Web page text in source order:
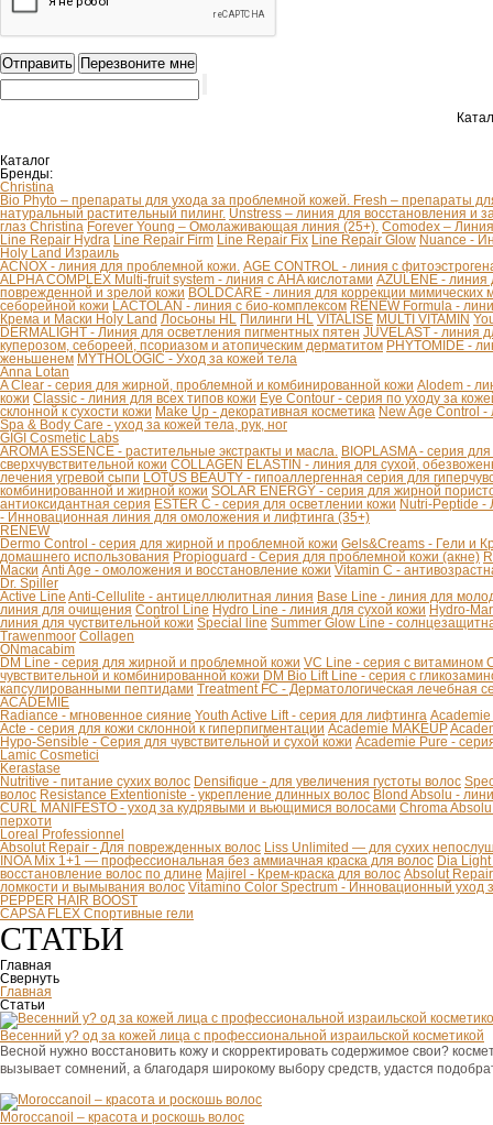
Каталог
Бренды:
Christina
Bio Phyto – препараты для ухода за проблемной кожей. Fresh – препараты
натуральный растительный пилинг. Unstress – линия для восстановления и
глаз Christina Forever Young – Омолаживающая линия (25+). Comodex –
Line Repair Hydra Line Repair Firm Line Repair Fix Line Repair Glow Nuance -
Holy Land Израиль
ACNOX - линия для проблемной кожи. AGE CONTROL - линия с
ALPHA COMPLEX Multi-fruit system - линия с AHA кислотами AZULENE - линия
поврежденной и зрелой кожи BOLDCARE - линия для коррекции мимических
себорейной кожи LACTOLAN - линия с био-комплексом RENEW Formula -
Крема и Маски Holy Land Лосьоны HL Пилинги HL VITALISE MULTI VITAMIN
DERMALIGHT - Линия для осветления пигментных пятен JUVELAST - линия
куперозом, себореей, псориазом и атопическим дерматитом PHYTOMIDE -
женьшенем MYTHOLOGIC - Уход за кожей тела
Anna Lotan
A Clear - серия для жирной, проблемной и комбинированной кожи Alodem -
кожи Classic - линия для всех типов кожи Eye Contour - серия по уходу за
склонной к сухости кожи Make Up - декоративная косметика New Age Control
Spa & Body Care - уход за кожей тела, рук, ног
GIGI Cosmetic Labs
AROMA ESSENCE - растительные экстракты и масла. BIOPLASMA - серия
сверхчувствительной кожи COLLAGEN ELASTIN - линия для сухой,
лечения угревой сыпи LOTUS BEAUTY - гипоаллергенная серия для
комбинированной и жирной кожи SOLAR ENERGY - серия для жирной
антиоксидантная серия ESTER C - серия для осветлении кожи Nutri-Peptide -
- Инновационная линия для омоложения и лифтинга (35+)
RENEW
Dermo Control - серия для жирной и проблемной кожи Gels&Creams - Гели и
домашнего использования Propioguard - Серия для проблемной кожи (акне)
Маски Anti Age - омоложения и восстановление кожи Vitamin C -
Dr. Spiller
Active Line Anti-Cellulite - антицеллюлитная линия Base Line - линия для
линия для очищения Control Line Hydro Line - линия для сухой кожи Hydro-
линия для чуствительной кожи Special line Summer Glow Line -
Trawenmoor Collagen
ONmacabim
DM Line - серия для жирной и проблемной кожи VC Line - серия с витамином
чувствительной и комбинированной кожи DM Bio Lift Line - cерия с
капсулированными пептидами Treatment FC - Дерматологическая лечебная
ACADEMIE
Radiance - мгновенное сияние Youth Active Lift - серия для лифтинга
Acte - серия для кожи склонной к гиперпигментации Academie MAKEUP
Hypo-Sensible - Серия для чувствительной и сухой кожи Academie Pure -
Lamic Cosmetici
Kerastase
Nutritive - питание сухих волос Densifique - для увеличения густоты волос
волос Resistance Extentioniste - укрепление длинных волос Blond Absolu -
CURL MANIFESTO - уход за кудрявыми и вьющимися волосами Chroma
перхоти
Loreal Professionnel
Absolut Repair - Для поврежденных волос Liss Unlimited — для сухих
INOA Mix 1+1 — профессиональная без аммиачная краска для волос Dia
восстановление волос по длине Majirel - Крем-краска для волос Absolut
ломкости и вымывания волос Vitamino Color Spectrum - Инновационный уход
PEPPER HAIR BOOST
CAPSA FLEX Спортивные гели
СТАТЬИ
Главная
Свернуть
Главная
Статьи
Весенний у? од за кожей лица с профессиональной израильской косметикой
Весной нужно восстановить кожу и скорректировать содержимое свои?
вызывает сомнений, а благодаря широкому выбору средств, удастся
Moroccanoil – красота и роскошь волос